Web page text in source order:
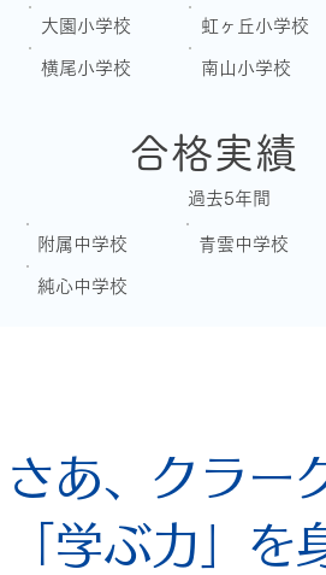
大園小学校 虹ヶ丘小学校
横尾小学校 南山小学校
合格実績
過去5年間
附属中学校 青雲中学校
純心中学校
さあ、クラー
「学ぶ力」を